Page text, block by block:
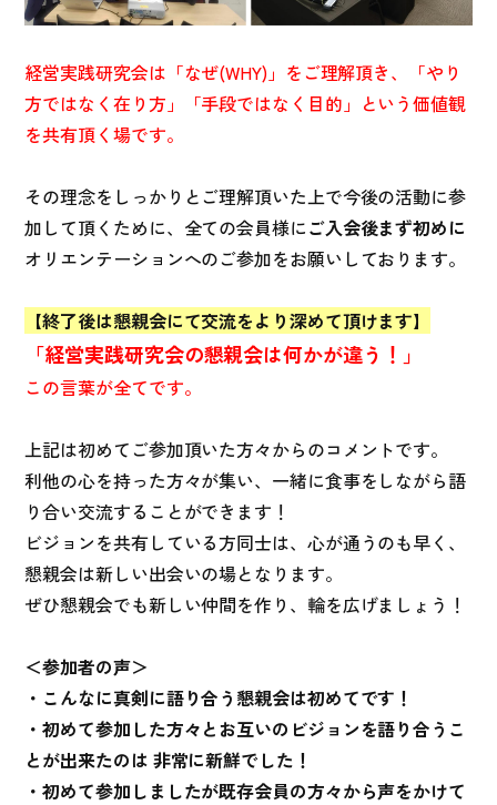
経営実践研究会は「なぜ(WHY)」をご理解頂き、「やり
方ではなく在り方」「手段ではなく目的」という価値観
を共有頂く場です。
その理念をしっかりとご理解頂いた上で今後の活動に参
加して頂くために、全ての会員様にご入会後まず初めに
オリエンテーションへのご参加をお願いしております。
【終了後は懇親会にて交流をより深めて頂けます】
「経営実践研究会の懇親会は何かが違う！」
この言葉が全てです。
上記は初めてご参加頂いた方々からのコメントです。
利他の心を持った方々が集い、一緒に食事をしながら語
り合い交流することができます！
ビジョンを共有している方同士は、心が通うのも早く、
懇親会は新しい出会いの場となります。
ぜひ懇親会でも新しい仲間を作り、輪を広げましょう！
＜参加者の声＞
・こんなに真剣に語り合う懇親会は初めてです！
・初めて参加した方々とお互いのビジョンを語り合うこ
とが出来たのは 非常に新鮮でした！
・初めて参加しましたが既存会員の方々から声をかけて